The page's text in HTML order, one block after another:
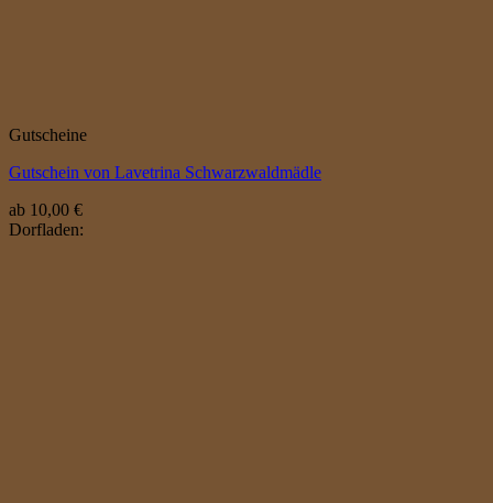
Gutscheine
Gutschein von Lavetrina Schwarzwaldmädle
ab 10,00 €
Dorfladen: